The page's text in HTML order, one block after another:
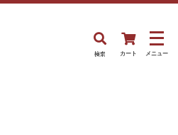
検索 カート メニュー